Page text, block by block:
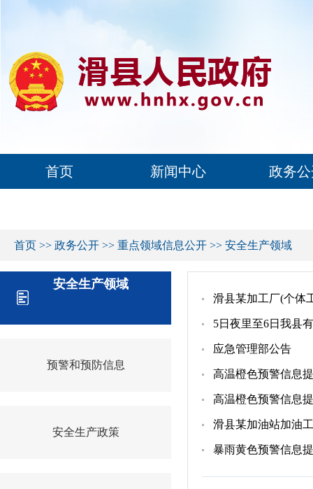
首页 新闻中心 政务
首页 >> 政务公开 >> 重点领域信息公开 >> 安全生产领域
安全生产领域
预警和预防信息
安全生产政策
滑县某加工厂(个体
5日夜里至6日我县
应急管理部公告
高温橙色预警信息
高温橙色预警信息
滑县某加油站加油
暴雨黄色预警信息